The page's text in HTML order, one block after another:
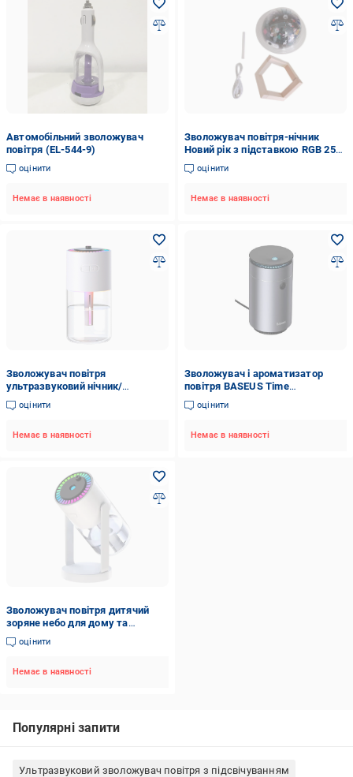
Автомобільний зволожувач
повітря (EL-544-9)
оцінити
Немає в наявності
Зволожувач повітря-нічник
Новий рік з підставкою RGB 250
мл (29889753)
оцінити
Немає в наявності
Зволожувач повітря
ультразвуковий нічник/
аромадифузор настільний 7
кольорів Білий (29544748)
оцінити
Немає в наявності
Зволожувач і ароматизатор
повітря BASEUS Time
Aromatherapy Machine Humidifier
75 мл Dark Gray (DHSG-0G)
оцінити
Немає в наявності
Зволожувач повітря дитячий
зоряне небо для дому та
машини 3в1 (01_K05020213440)
оцінити
Немає в наявності
Популярні запити
Ультразвуковий зволожувач повітря з підсвічуванням